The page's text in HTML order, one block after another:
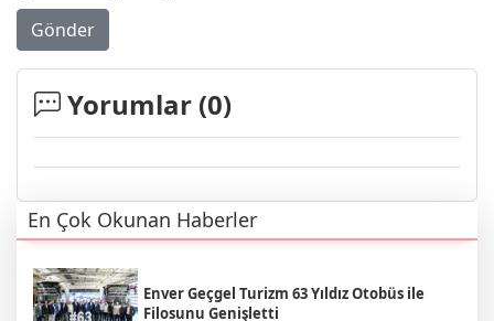
Gönder
Yorumlar (0)
En Çok Okunan Haberler
Enver Geçgel Turizm 63 Yıldız Otobüs ile
Filosunu Genişletti